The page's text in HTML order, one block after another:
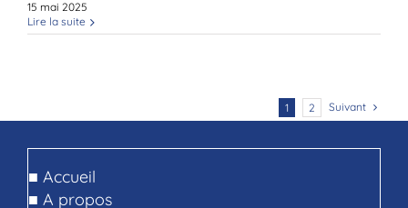
15 mai 2025
Lire la suite
1 2 Suivant
■ Accueil
■ A propos